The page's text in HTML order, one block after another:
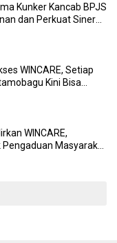
Kunker Kancab BPJS
dan Perkuat Sinergi
WINCARE, Setiap
Kini Bisa
WINCARE,
Masyarakat